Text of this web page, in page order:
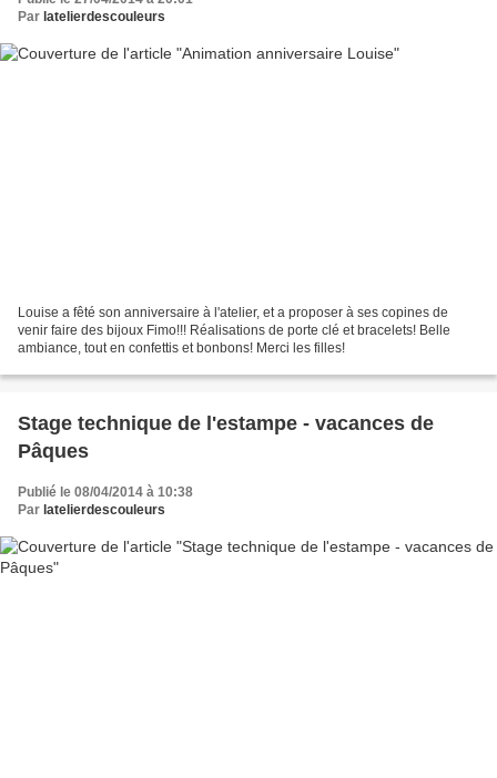
Par latelierdescouleurs
Louise a fêté son anniversaire à l'atelier, et a proposer à ses copines de
venir faire des bijoux Fimo!!! Réalisations de porte clé et bracelets! Belle
ambiance, tout en confettis et bonbons! Merci les filles!
Stage technique de l'estampe - vacances de
Pâques
Publié le 08/04/2014 à 10:38
Par latelierdescouleurs